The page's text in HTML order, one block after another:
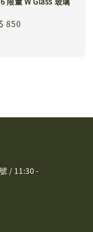
850
/ 11:30 -